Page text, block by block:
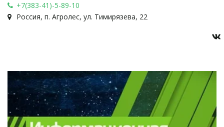
+7(383-41)-5-89-10
Россия, п. Агролес, ул. Тимирязева, 22